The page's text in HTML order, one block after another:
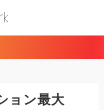
ョン最大